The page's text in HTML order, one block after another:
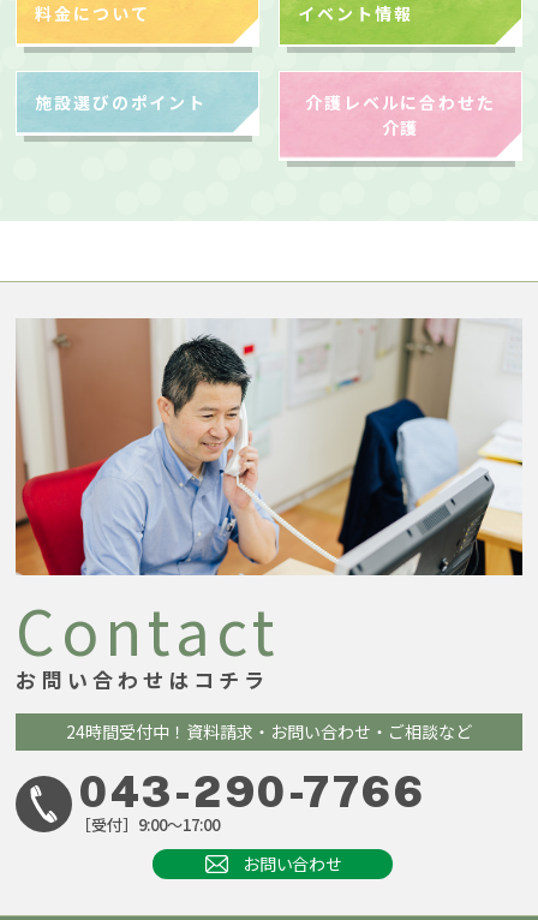
料金について イベント情報
施設選びのポイント
介護レベルに合わせた
介護
Contact
お問い合わせはコチラ
24時間受付中！ 資料請求・お問い合わせ・ご相談など
043-290-7766
［受付］9:00～17:00
お問い合わせ